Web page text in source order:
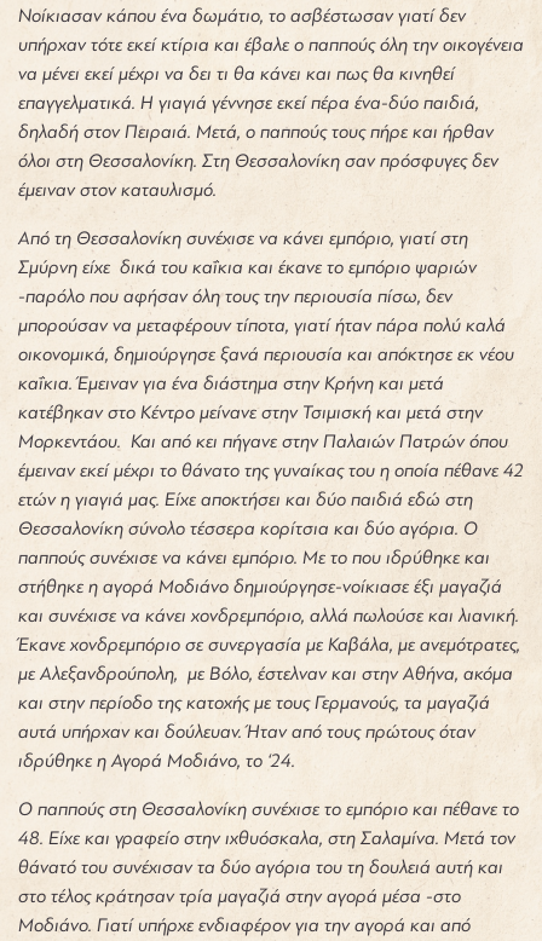
Νοίκιασαν κάπου ένα δωμάτιο, το ασβέστωσαν γιατί δεν
υπήρχαν τότε εκεί κτίρια και έβαλε ο παππούς όλη την οικογένεια
να μένει εκεί μέχρι να δει τι θα κάνει και πως θα κινηθεί
επαγγελματικά. Η γιαγιά γέννησε εκεί πέρα ένα-δύο παιδιά,
δηλαδή στον Πειραιά. Μετά, ο παππούς τους πήρε και ήρθαν
όλοι στη Θεσσαλονίκη. Στη Θεσσαλονίκη σαν πρόσφυγες δεν
έμειναν στον καταυλισμό.
Από τη Θεσσαλονίκη συνέχισε να κάνει εμπόριο, γιατί στη
Σμύρνη είχε δικά του καΐκια και έκανε το εμπόριο ψαριών
-παρόλο που αφήσαν όλη τους την περιουσία πίσω, δεν
μπορούσαν να μεταφέρουν τίποτα, γιατί ήταν πάρα πολύ καλά
οικονομικά, δημιούργησε ξανά περιουσία και απόκτησε εκ νέου
καΐκια. Έμειναν για ένα διάστημα στην Κρήνη και μετά
κατέβηκαν στο Κέντρο μείνανε στην Τσιμισκή και μετά στην
Μορκεντάου. Και από κει πήγανε στην Παλαιών Πατρών όπου
έμειναν εκεί μέχρι το θάνατο της γυναίκας του η οποία πέθανε 42
ετών η γιαγιά μας. Είχε αποκτήσει και δύο παιδιά εδώ στη
Θεσσαλονίκη σύνολο τέσσερα κορίτσια και δύο αγόρια. Ο
παππούς συνέχισε να κάνει εμπόριο. Με το που ιδρύθηκε και
στήθηκε η αγορά Μοδιάνο δημιούργησε-νοίκιασε έξι μαγαζιά
και συνέχισε να κάνει χονδρεμπόριο, αλλά πωλούσε και λιανική.
Έκανε χονδρεμπόριο σε συνεργασία με Καβάλα, με ανεμότρατες,
με Αλεξανδρούπολη, με Βόλο, έστελναν και στην Αθήνα, ακόμα
και στην περίοδο της κατοχής με τους Γερμανούς, τα μαγαζιά
αυτά υπήρχαν και δούλευαν. Ήταν από τους πρώτους όταν
ιδρύθηκε η Αγορά Μοδιάνο, το ‘24.
Ο παππούς στη Θεσσαλονίκη συνέχισε το εμπόριο και πέθανε το
48. Είχε και γραφείο στην ιχθυόσκαλα, στη Σαλαμίνα. Μετά τον
θάνατό του συνέχισαν τα δύο αγόρια του τη δουλειά αυτή και
στο τέλος κράτησαν τρία μαγαζιά στην αγορά μέσα -στο
Μοδιάνο. Γιατί υπήρχε ενδιαφέρον για την αγορά και από